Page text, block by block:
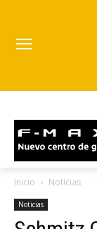
Inicio Noticias
Noticias